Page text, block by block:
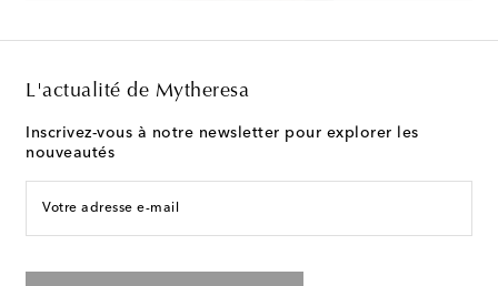
L'actualité de Mytheresa
Inscrivez-vous à notre newsletter pour explorer les
nouveautés
Votre adresse e-mail